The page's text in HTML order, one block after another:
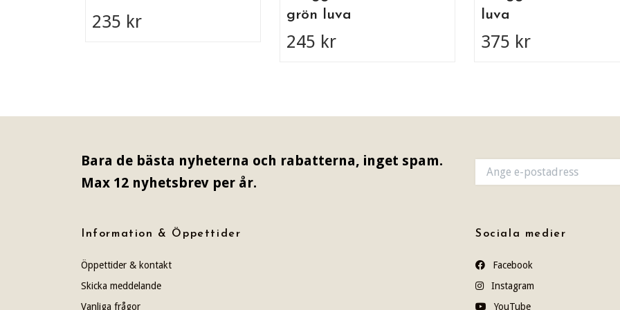
235 kr
grön luva
245 kr
luva
375 kr
Bara de bästa nyheterna och rabatterna, inget spam.
Max 12 nyhetsbrev per år.
Information & Öppettider
Öppettider & kontakt
Skicka meddelande
Vanliga frågor
Sociala medier
Facebook
Instagram
YouTube